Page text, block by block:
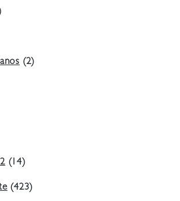
(2)
(14)
(423)